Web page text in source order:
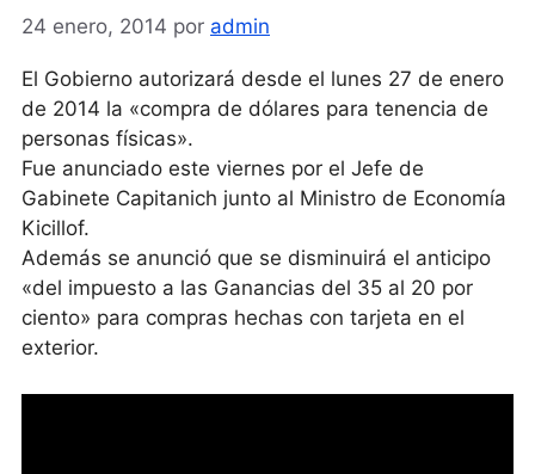
24 enero, 2014 por admin
El Gobierno autorizará desde el lunes 27 de enero
de 2014 la «compra de dólares para tenencia de
personas físicas».
Fue anunciado este viernes por el Jefe de
Gabinete Capitanich junto al Ministro de Economía
Kicillof.
Además se anunció que se disminuirá el anticipo
«del impuesto a las Ganancias del 35 al 20 por
ciento» para compras hechas con tarjeta en el
exterior.